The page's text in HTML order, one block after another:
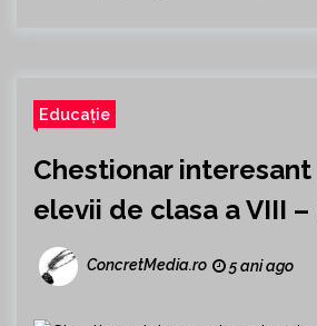
Educație
Chestionar
elevii de clasa a VIII –
ConcretMedia.ro 5 ani ago